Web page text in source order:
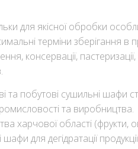
для якісної обробки
терміни зберігання в
консервації, пастеризації,
та побутові сушильні шафи
та виробництва.
харчової області (фрукти,
для дегідратації